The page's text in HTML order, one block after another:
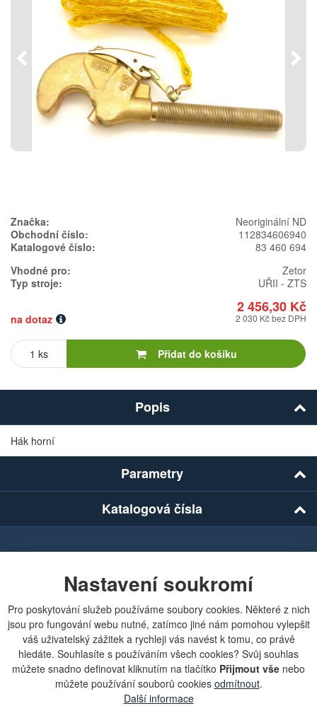
Nastavení soukromí
Pro poskytování služeb používáme soubory cookies. Některé z nich
jsou pro fungování webu nutné, zatímco jiné nám pomohou vylepšit
váš uživatelský zážitek a rychleji vás navést k tomu, co právě
hledáte. Souhlasíte s používáním všech cookies? Svůj souhlas
můžete snadno definovat kliknutím na tlačítko Přijmout vše nebo
můžete používání souborů cookies odmítnout.
Další informace
Předchozí
Značka:
Neoriginální ND
Obchodní číslo:
112834606940
Katalogové číslo:
83 460 694
Vhodné pro:
Zetor
Typ stroje:
UŘII - ZTS
2 456,30 Kč
na dotaz 2 030 Kč bez DPH
Počet
Přidat do košíku
Popis
Hák horní
Parametry
Katalogová čísla
Chcete dostávat lákavé nabídky přímo do své e-
Zobrazit aktuální newsletter